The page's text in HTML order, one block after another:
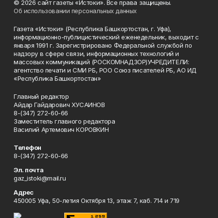
© 2026 сайт газеты «Истоки». Все права защищены.
Об использовании персональных данных
Газета «Истоки» (Республика Башкортостан, г. Уфа),
информационно-публицистический еженедельник, выходит с
января 1991 г. Зарегистрировано Федеральной службой по
надзору в сфере связи, информационных технологий и
массовых коммуникаций (РОСКОМНАДЗОР)УЧРЕДИТЕЛИ:
агентство печати и СМИ РБ, РОО Союз писателей РБ, АО ИД
«Республика Башкортостан»
Главный редактор
Айдар Гайдарович ХУСАИНОВ
8-(347) 272-60-66
Заместитель главного редактора
Василий Артемович КОРОВКИН
Телефон
8-(347) 272-60-66
Эл. почта
gaz_istoki@mail.ru
Адрес
450005 Уфа, 50-летия Октября 13, этаж 7, каб. 714 и 719